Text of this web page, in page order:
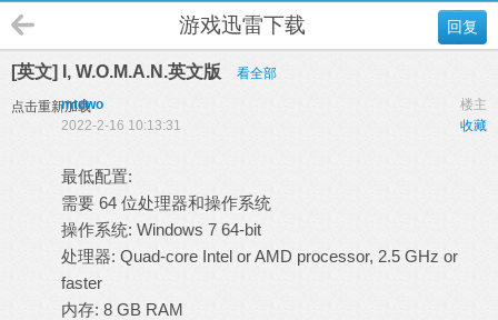
回复
游戏迅雷下载
[英文] I, W.O.M.A.N.英文版 看全部
点击重新加载 楼主
mtdwo
收藏
2022-2-16 10:13:31
最低配置:
需要 64 位处理器和操作系统
操作系统: Windows 7 64-bit
处理器: Quad-core Intel or AMD processor, 2.5 GHz or
faster
内存: 8 GB RAM